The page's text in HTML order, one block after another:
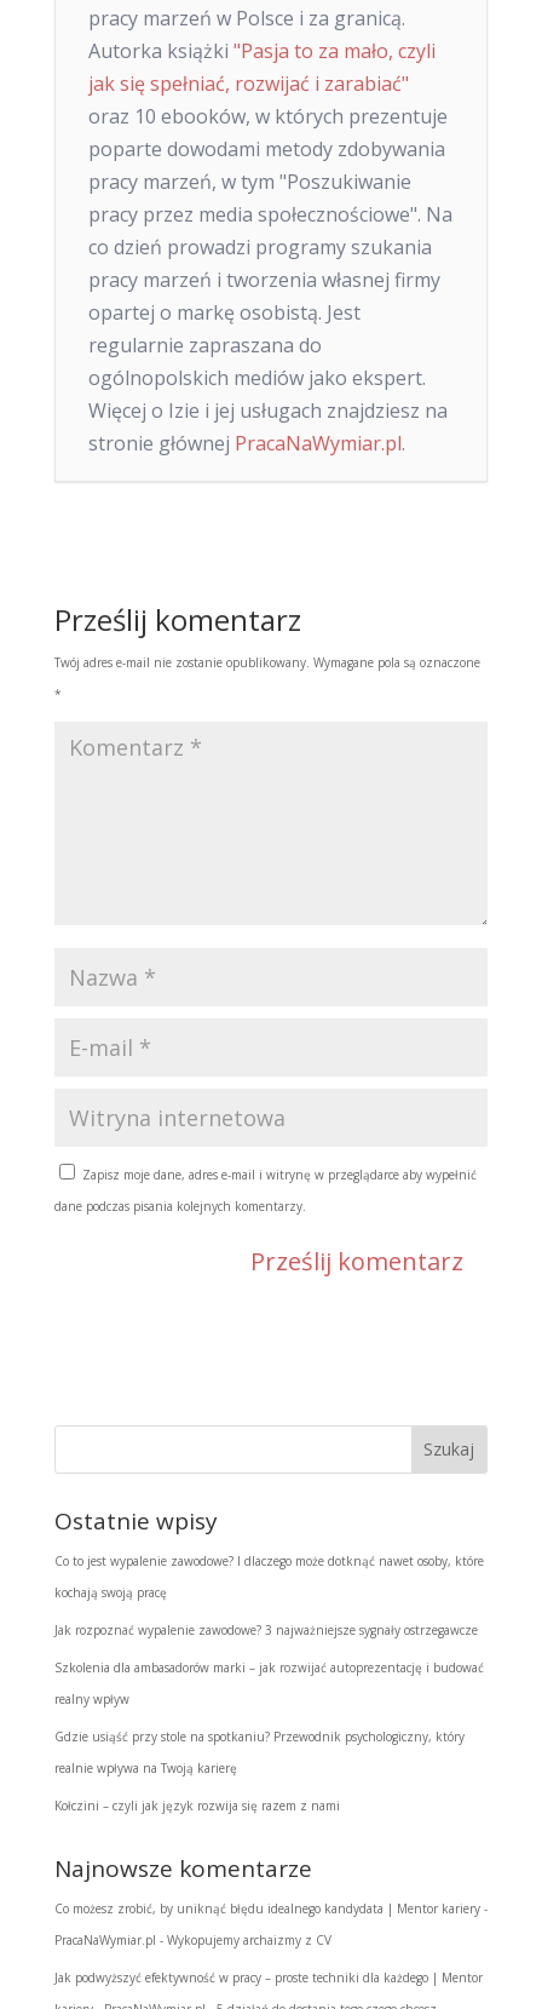
pracy marzeń w Polsce i za granicą.
Autorka książki "Pasja to za mało, czyli
jak się spełniać, rozwijać i zarabiać"
oraz 10 ebooków, w których prezentuje
poparte dowodami metody zdobywania
pracy marzeń, w tym "Poszukiwanie
pracy przez media społecznościowe". Na
co dzień prowadzi programy szukania
pracy marzeń i tworzenia własnej firmy
opartej o markę osobistą. Jest
regularnie zapraszana do
ogólnopolskich mediów jako ekspert.
Więcej o Izie i jej usługach znajdziesz na
stronie głównej PracaNaWymiar.pl.
Prześlij komentarz
Twój adres e-mail nie zostanie opublikowany. Wymagane pola są oznaczone
*
Zapisz moje dane, adres e-mail i witrynę w przeglądarce aby wypełnić
dane podczas pisania kolejnych komentarzy.
Ostatnie wpisy
Co to jest wypalenie zawodowe? I dlaczego może dotknąć nawet osoby, które
kochają swoją pracę
Jak rozpoznać wypalenie zawodowe? 3 najważniejsze sygnały ostrzegawcze
Szkolenia dla ambasadorów marki – jak rozwijać autoprezentację i budować
realny wpływ
Gdzie usiąść przy stole na spotkaniu? Przewodnik psychologiczny, który
realnie wpływa na Twoją karierę
Kołczini – czyli jak język rozwija się razem z nami
Najnowsze komentarze
Co możesz zrobić, by uniknąć błędu idealnego kandydata | Mentor kariery -
PracaNaWymiar.pl - Wykopujemy archaizmy z CV
Jak podwyższyć efektywność w pracy – proste techniki dla każdego | Mentor